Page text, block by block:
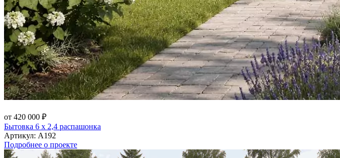
от 420 000 ₽
Бытовка 6 х 2,4 распашонка
Артикул: А192
Подробнее о проекте